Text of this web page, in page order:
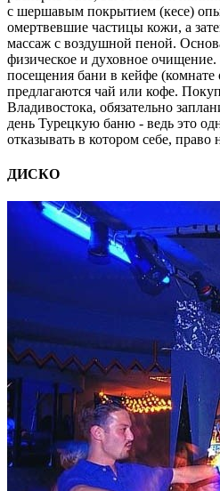
с шершавым покрытием (кесе)
омертвевшие частицы кожи, а
массаж с воздушной пеной.
физическое и духовное очищение.
посещения бани в кейфе (комнате
предлагаются чай или кофе.
Владивостока, обязательно
день Турецкую баню - ведь это
отказывать в котором себе, право
ДИСКО